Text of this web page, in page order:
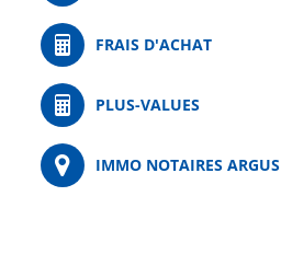
FRAIS D'ACHAT
PLUS-VALUES
IMMO NOTAIRES ARGUS